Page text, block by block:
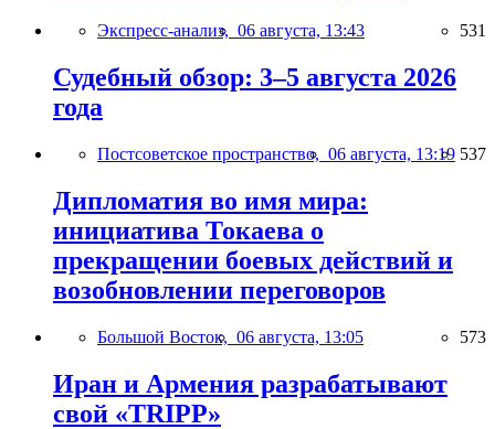
Экспресс-анализ, 06 августа, 13:43 531
Судебный обзор: 3–5 августа 2026
года
Постсоветское пространство, 06 августа, 13:19 537
Дипломатия во имя мира:
инициатива Токаева о
прекращении боевых действий и
возобновлении переговоров
Большой Восток, 06 августа, 13:05 573
Иран и Армения разрабатывают
свой «TRIPP»